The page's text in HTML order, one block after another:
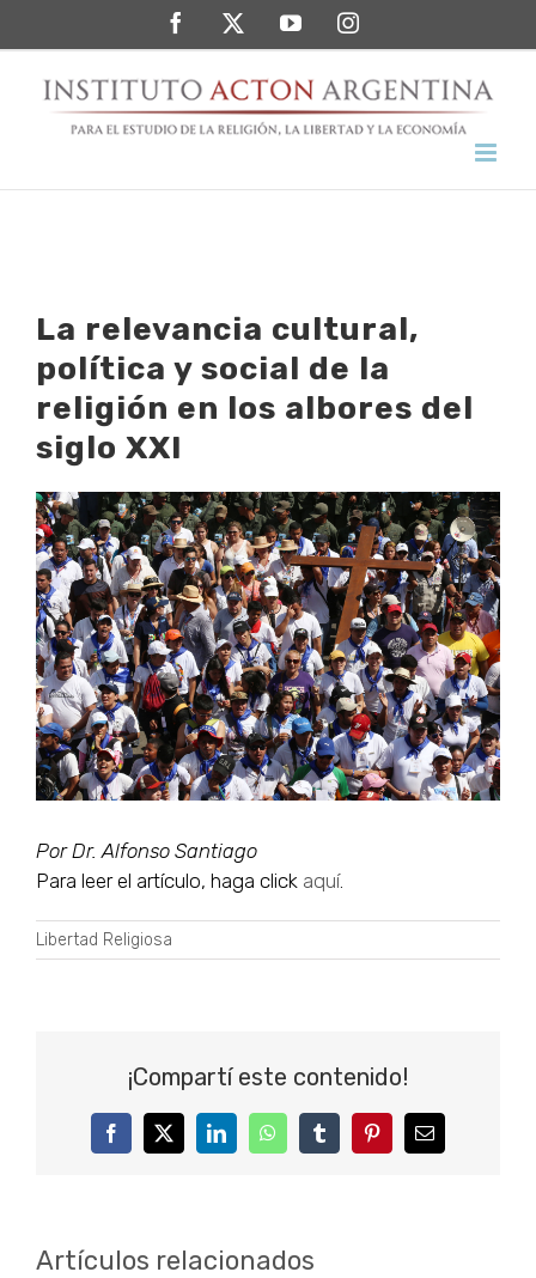
al
contenido
FacebookTwitterYouTubeInstagram
La relevancia cultural,
política y social de la
religión en los albores del
siglo XXI
Ver
imagen
más
grande
Por Dr. Alfonso Santiago
Para leer el artículo, haga click aquí.
Libertad Religiosa
¡Compartí este contenido!
FacebookTwitterLinkedInWhatsAppTumblrPinterestCorreo
electrónico
Artículos relacionados